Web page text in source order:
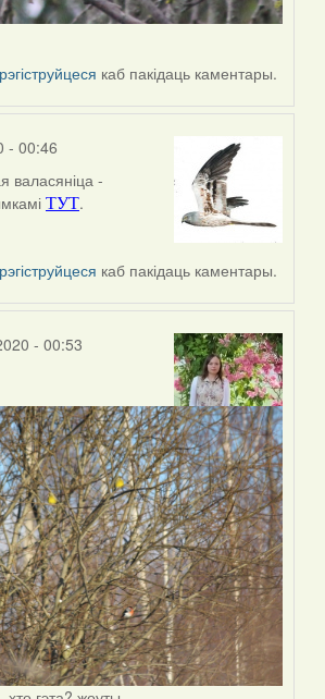
каб пакідаць каментары.
- 00:46
валасяніца -
ТУТ.
каб пакідаць каментары.
- 00:53